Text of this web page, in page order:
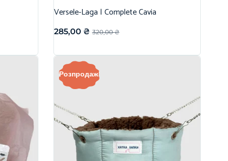
Versele-Laga | Complete Cavia
320,00₴
285,00 ₴
Розпродаж!